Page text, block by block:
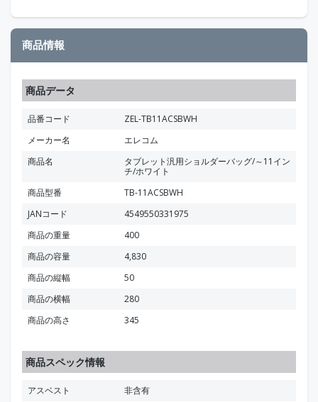
商品情報
商品データ
品番コード
ZEL-TB11ACSBWH
メーカー名
エレコム
商品名
タブレット汎用ショルダーバッグ/～11イン
チ/ホワイト
商品型番
TB-11ACSBWH
JANコード
4549550331975
商品の重量
400
商品の容量
4,830
商品の縦幅
50
商品の横幅
280
商品の高さ
345
商品スペック情報
アスベスト
非含有